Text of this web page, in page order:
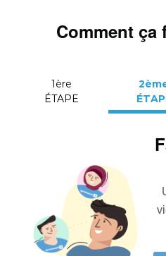
Comment
1ère
ÉTAPE